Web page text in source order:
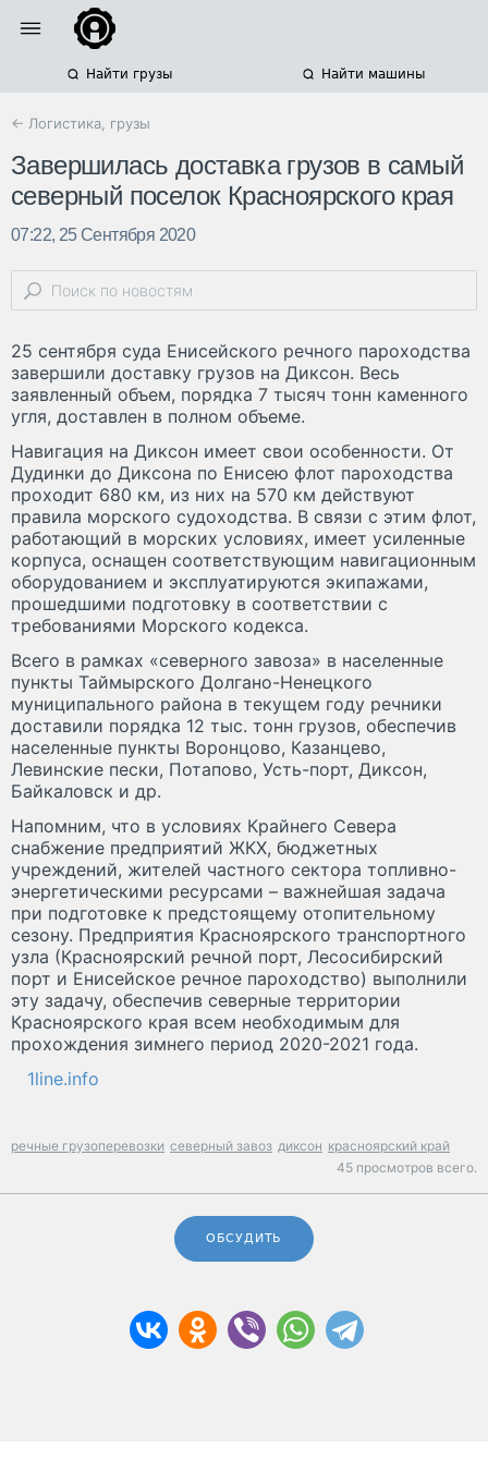
Найти грузы Найти машины
← Логистика, грузы
Завершилась доставка грузов в самый
северный поселок Красноярского края
07:22, 25 Сентября 2020
25 сентября суда Енисейского речного пароходства
завершили доставку грузов на Диксон. Весь
заявленный объем, порядка 7 тысяч тонн каменного
угля, доставлен в полном объеме.
Навигация на Диксон имеет свои особенности. От
Дудинки до Диксона по Енисею флот пароходства
проходит 680 км, из них на 570 км действуют
правила морского судоходства. В связи с этим флот,
работающий в морских условиях, имеет усиленные
корпуса, оснащен соответствующим навигационным
оборудованием и эксплуатируются экипажами,
прошедшими подготовку в соответствии с
требованиями Морского кодекса.
Всего в рамках «северного завоза» в населенные
пункты Таймырского Долгано-Ненецкого
муниципального района в текущем году речники
доставили порядка 12 тыс. тонн грузов, обеспечив
населенные пункты Воронцово, Казанцево,
Левинские пески, Потапово, Усть-порт, Диксон,
Байкаловск и др.
Напомним, что в условиях Крайнего Севера
снабжение предприятий ЖКХ, бюджетных
учреждений, жителей частного сектора топливно-
энергетическими ресурсами – важнейшая задача
при подготовке к предстоящему отопительному
сезону. Предприятия Красноярского транспортного
узла (Красноярский речной порт, Лесосибирский
порт и Енисейское речное пароходство) выполнили
эту задачу, обеспечив северные территории
Красноярского края всем необходимым для
прохождения зимнего период 2020-2021 года.
1line.info
речные грузоперевозки северный завоз диксон красноярский край
45 просмотров всего.
ОБСУДИТЬ